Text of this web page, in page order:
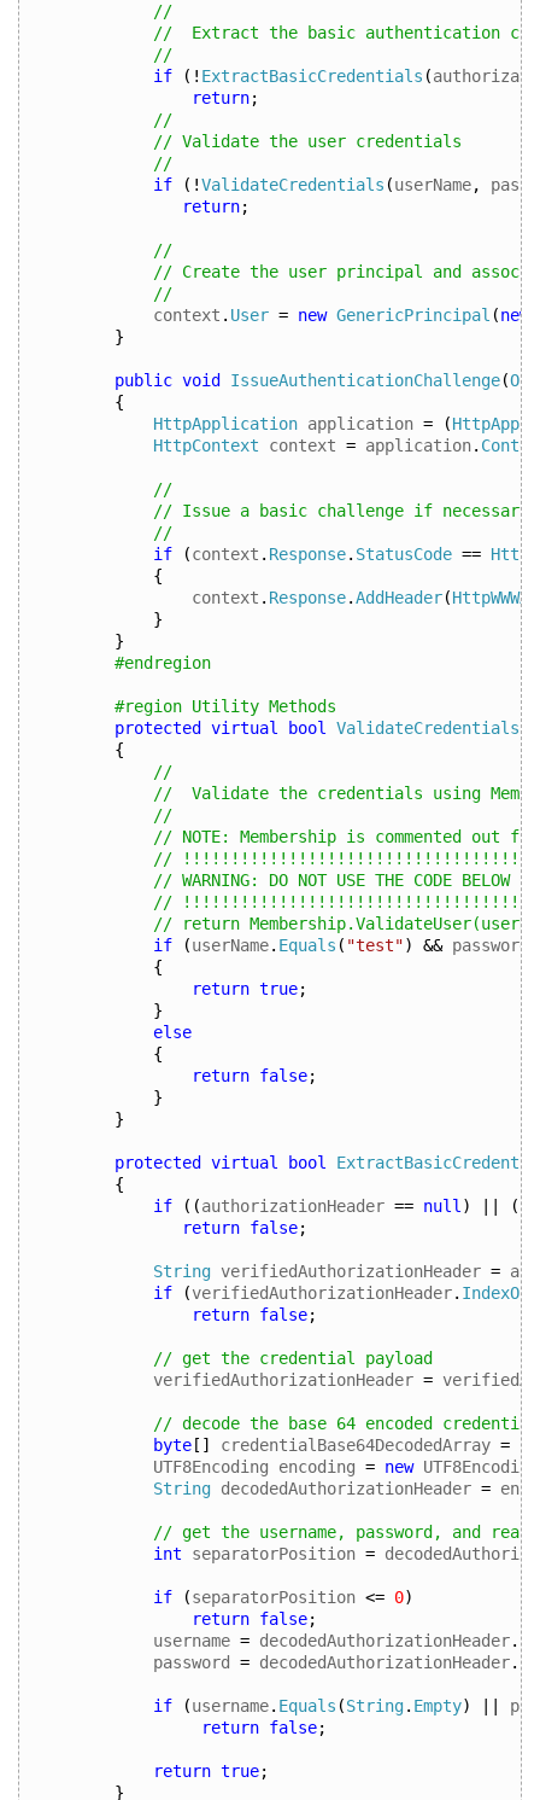
//
//  Extract the basic authentication
//
if
(! ExtractBasicCredentials (
return;
//
// Validate the user credentials
//
if
(!ValidateCredentials (userName,
return;
//
// Create the user principal and
//
context . User = new GenericPrincipal (new
}
public void IssueAuthenticationChallenge(
{
HttpApplication application = (
HttpContext context = application.
//
// Issue a basic challenge if necessary
//
if
(context . Response. StatusCode ==
{
context . Response.AddHeader(
}
}
#endregion
#region Utility Methods
protected
virtual bool ValidateCredentials(
{
//
//  Validate the credentials using
//
// NOTE: Membership is commented
//
// WARNING: DO NOT USE THE CODE BELOW
//
// return
if
(userName. Equals ( "test") && password
{
return true;
}
else
{
return false;
}
}
protected virtual bool
{
if
((authorizationHeader == null) (
return false;
String verifiedAuthorizationHeader =
if
(verifiedAuthorizationHeader. IndexOf
return false;
// get the credential payload
verifiedAuthorizationHeader =
// decode the base 64 encoded
byte [] credentialBase64DecodedArray =
UTF8Encoding encoding = new UTF8Encoding
String decodedAuthorizationHeader =
// get the username, password, and
int separatorPosition =
if (separatorPosition <= 0)
return false;
username = decodedAuthorizationHeader.
password = decodedAuthorizationHeader.
if (username. Equals (String. Empty)
return false;
return true;
}